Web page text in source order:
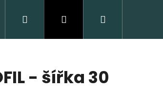
Přihlášení
- šířka 30